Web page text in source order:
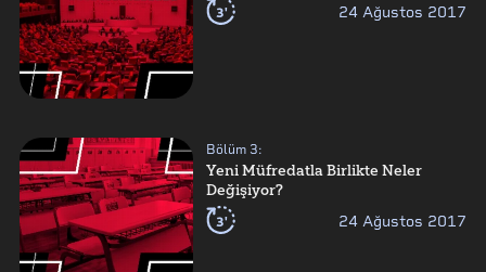
3' 24 Ağustos 2017
Bölüm 3:
Yeni Müfredatla Birlikte Neler
Değişiyor?
3' 24 Ağustos 2017